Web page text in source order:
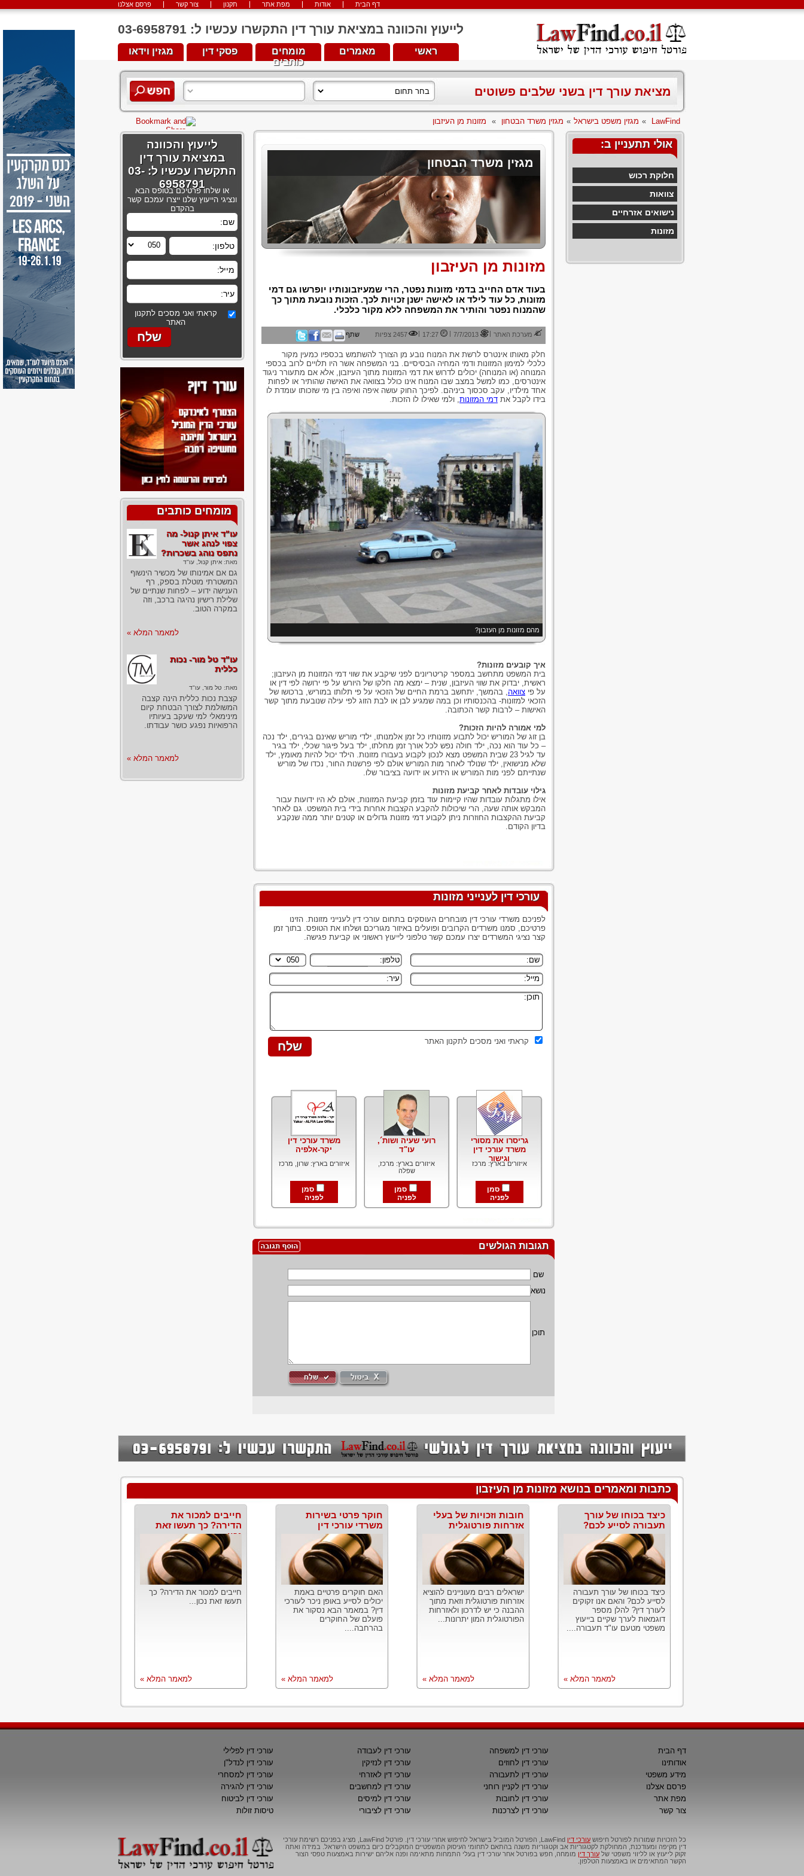
פרסם אצלנו צור קשר תקנון מפת אתר אודות דף הבית
לייעוץ והכוונה במציאת עורך דין התקשרו עכשיו ל: 03-6958791
מגזין וידאו פסקי דין
מומחים
כותבים
מאמרים ראשי
מציאת עורך דין בשני שלבים פשוטים
LawFind
» מגזין משפט בישראל » מגזין משרד הבטחון » מזונות מן העיזבון
אולי תתעניין ב:
חלוקת רכוש
צוואות
נישואים אזרחיים
מזונות
מגזין משרד הבטחון
מזונות מן העיזבון
בעוד אדם החייב בדמי מזונות נפטר, הרי שמעיזבונותיו יופרשו גם דמי
מזונות, כל עוד לילד או לאישה ישנן זכויות לכך. הזכות נובעת מתוך כך
שהמנוח נפטר והותיר את המשפחה ללא מקור כלכלי.
מערכת האתר |
7/7/2013
|
17:27
| 2457 צפיות שתף
חלק מאותו אינטרס לרשת את המנוח נובע מן הצורך להשתמש בכספיו כמעין מקור
כלכלי למימון המזונות ודמי המחיה הבסיסיים. בני המשפחה אשר היו תלויים לרוב בכספי
המנוחה (או המנוחה) יכולים לדרוש את דמי המזונות מתוך העיזבון, אלא אם מתעורר ניגוד
אינטרסים, כמו למשל במצב שבו המנוח אינו כולל בצוואה את האישה שהותיר או לפחות
אחד מילדיו, עקב סכסוך ביניהם. לפיכך החוק עושה איפה ואיפה בין מי שזכותו עומדת לו
בידו לקבל את דמי המזונות, ולמי שאילו לו הזכות.
מהם מזונות מן העזבון?
איך קובעים מזונות?
בית המשפט מתחשב במספר קריטריונים לפני שיקבע את שווי דמי המזונות מן העיזבון;
ראשית, יבדוק את שווי העיזבון, שנית – ימצא מה חלקו של היורש על פי ירושה לפי דין או
על פי צוואה , בהמשך, יתחשב ברמת החיים של הזכאי על פי תלותו במוריש, ברכושו של
הזכאי למזונות- בהכנסותיו וכן במה שמגיע לבן או לבת הזוג לפי עילה שנובעת מתוך קשר
האישות – לרבות קשר הכתובה.
למי אמורה להיות הזכות?
בן זוג של המוריש יכול לתבוע מזונותיו כל זמן אלמנותו, ילדי מוריש שאינם בגירים, ילד נכה
– כל עוד הוא נכה, ילד חולה נפש לכל אורך זמן מחלתו, ילד בעל פיגור שכלי, ילד בגיר
עד לגיל 23 שבית המשפט מצא לנכון לקבוע בעבורו מזונות. הילד יכול להיות מאומץ, ילד
שלא מנישואין, ילד שנולד לאחר מות המוריש אולם לפי פרשנות החור, נכדו של מוריש
שנתייתם לפני מות המוריש או הידוע או ידועה בציבור שלו.
גילוי עובדות לאחר קביעת מזונות
אילו מתגלות עובדות שהיו קיימות עוד בזמן קביעת המזונות, אולם לא היו ידועות עבור
המבקש אותה שעה, הרי שיכולות להקבע הקצבות אחרות בידי בית המשפט. גם לאחר
קביעת ההקצבות החוזרות ניתן לקבוע דמי מזונות גדולים או קטנים יותר ממה שנקבע
בדיון הקודם.
עורכי דין לענייני מזונות
לפניכם משרדי עורכי דין מובחרים העוסקים בתחום עורכי דין לענייני מזונות. הזינו
פרטיכם, סמנו משרדים הקרובים ופועלים באיזור מגוריכם ושלחו את הטופס. בתוך זמן
קצר נציגי המשרדים יצרו עמכם קשר טלפוני לייעוץ ראשוני או קביעת פגישה.
קראתי ואני מסכים לתקנון האתר
גריסרו את מסורי
משרד עורכי דין
וגישור
איזורים בארץ: מרכז
סמן
לפניה
רועי שעיה ושות´,
עו"ד
איזורים בארץ: מרכז,
שפלה
סמן
לפניה
משרד עורכי דין
יקר-אלפיה
איזורים בארץ: שרון, מרכז
סמן
לפניה
תגובות הגולשים
שם
נושא
תוכן
לייעוץ והכוונה
במציאת עורך דין
התקשרו עכשיו ל: 03-
6958791
או שלחו פרטיכם בטופס הבא
ונציגי הייעוץ שלנו ייצרו עמכם קשר
בהקדם
קראתי ואני מסכים לתקנון
האתר
מומחים כותבים
עו"ד איתן קנול- מה
צפוי לנהג אשר
נתפס נוהג בשכרות?
מאת: איתן קנול, עו"ד
גם אם אמינותו של מכשיר הינשוף
המשטרתי מוטלת בספק, רף
הענישה ידוע – לפחות שנתיים של
שלילת רישיון נהיגה ברכב, וזה
במקרה הטוב.
למאמר המלא »
עו"ד טל מור- נכות
כללית
מאת: טל מור, עו"ד
קצבת נכות כללית הינה קצבה
המשולמת לצורך הבטחת קיום
מינימאלי למי שעקב בעיותיו
הרפואיות נפגע כושר עבודתו.
למאמר המלא »
כתבות ומאמרים בנושא מזונות מן העיזבון
כיצד בכוחו של עורך
תעבורה לסייע לכם?
כיצד בכוחו של עורך תעבורה
לסייע לכם? והאם אנו זקוקים
לעורך דין? להלן מספר
דוגמאות לערך שקיים בייעוץ
משפטי מטעם עו"ד תעבורה....
למאמר המלא »
חובות וזכויות של בעלי
אזרחות פורטוגלית
ישראלים רבים מעוניינים להוציא
אזרחות פורטוגלית וזאת מתוך
ההבנה כי יש לדרכון ולאזרחות
הפורטוגלית המון יתרונות...
למאמר המלא »
חוקר פרטי בשירות
משרדי עורכי דין
האם חוקרים פרטיים באמת
יכולים לסייע באופן ניכר לעורכי
דין? במאמר הבא נסקור את
פועלם של החוקרים
בהרחבה....
למאמר המלא »
חייבים למכור את
הדירה? כך תעשו זאת
נכון
חייבים למכור את הדירה? כך
תעשו זאת נכון...
למאמר המלא »
דף הבית
אודותינו
מידע משפטי
פרסם אצלנו
מפת אתר
צור קשר
עורכי דין למשפחה
עורכי דין לחוזים
עורכי דין לתעבורה
עורכי דין לקניין רוחני
עורכי דין לחובות
עורכי דין לצרכנות
עורכי דין לעבודה
עורכי דין לנזיקין
עורכי דין לאזרחי
עורכי דין למחשבים
עורכי דין למיסים
עורכי דין לציבורי
עורכי דין לפלילי
עורכי דין לנדל"ן
עורכי דין למסחרי
עורכי דין להגירה
עורכי דין לביטוח
טיסות זולות
כל הזכויות שמורות לפורטל חיפוש עורכי דין
LawFind, הפורטל המוביל בישראל לחיפוש אחרי עורכי דין. פורטל LawFind, מציג בפניכם רשימת עורכי
דין מקיפה ומעודכנת, המחולקת לקטגוריות אב וקטגוריות משנה בהתאם לתחומי העיסוק המשפטיים המוקבלים כיום במשפט הישראל. במידה ואתה
זקוק לייעוץ או לליווי משפטי של עורך דין מומחה, חפש בפורטל אחר עורכי דין בעלי התמחות מתאימה ופנה אליהם ישירות באמצעות טפסי הצור
הקשר המתאימים או באמצעות הטלפון.